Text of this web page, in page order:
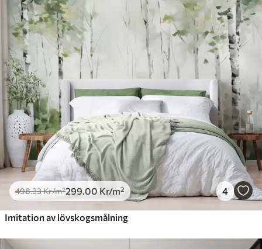
498.33Kr/m²299 .00 Kr/m² 4
Imitation av lövskogsmålning